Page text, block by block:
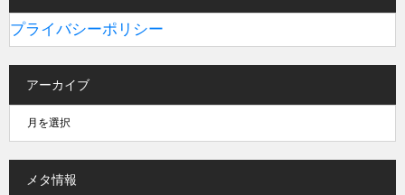
プライバシーポリシー
アーカイブ
メタ情報